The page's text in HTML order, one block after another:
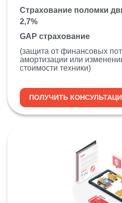
Страхование поломки
2,7%
GAP страхование
(защита от финансовых
амортизации или
стоимости техники)
ПОЛУЧИТЬ